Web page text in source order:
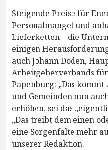
Steigende Preise für
Personalmangel und
Lieferketten – die
einigen
auch Johann Doden,
Arbeitgeberverbands
Papenburg: „Das kommt
und Gemeinden nun
erhöhen, sei das
„Das treibt dem einen
eine Sorgenfalte mehr
unserer Redaktion.